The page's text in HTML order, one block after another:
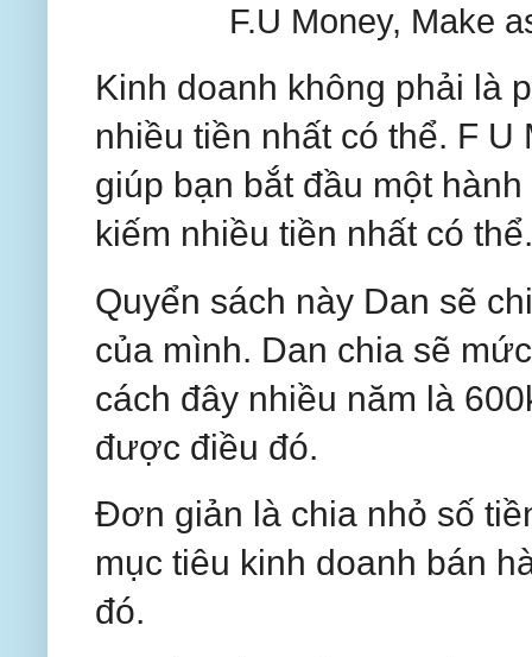
F.U Money, Make
Kinh doanh không phải là
nhiều tiền nhất có thể. F
giúp bạn bắt đầu một
kiếm nhiều tiền nhất có thể.
Quyển sách này Dan sẽ
của mình. Dan chia sẽ
cách đây nhiều năm là
được điều đó.
Đơn giản là chia nhỏ số
mục tiêu kinh doanh bán
đó.